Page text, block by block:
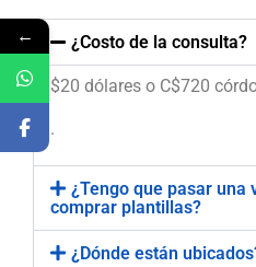
¿Costo de la consulta?
$20 dólares o C$720
.
¿Tengo que pasar una
comprar plantillas?
¿Dónde están
←